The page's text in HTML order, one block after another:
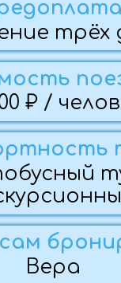
тура:
( в 04:30 выезд- Стаханов ),
Краснодон
сквер, площадь
Невскому, БК-31,
программы. Заселение в